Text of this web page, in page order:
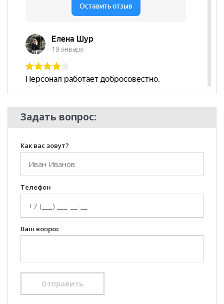
Задать вопрос:
Как вас зовут?
Телефон
Ваш вопрос
Отправить